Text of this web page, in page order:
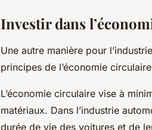
Investir dans
Une autre manière pour
principes de l’économie
L’économie circulaire vise à
matériaux. Dans l’industrie
durée de vie des voitures et de